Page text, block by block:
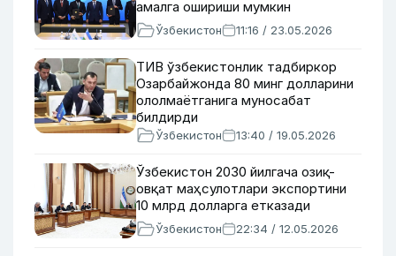
амалга ошириши мумкин
Ўзбекистон 11:16 / 23.05.2026
ТИВ ўзбекистонлик тадбиркор
Озарбайжонда 80 минг долларини
ололмаётганига муносабат
билдирди
Ўзбекистон 13:40 / 19.05.2026
Ўзбекистон 2030 йилгача озиқ-
овқат маҳсулотлари экспортини
10 млрд долларга етказади
Ўзбекистон 22:34 / 12.05.2026